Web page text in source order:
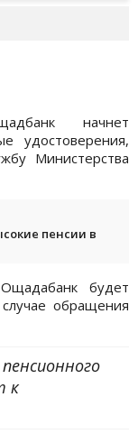
начнет
удостоверения,
Министерства
пенсии в
будет
обращения
к